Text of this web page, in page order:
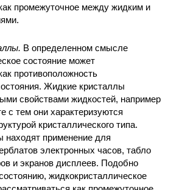
промежуточное между жидким и
В определенном смысле
состояние может
противоположность
Жидкие кристаллы
свойствами жидкостей, например
с тем они характеризуются
кристаллического типа.
находят применение для
электронных часов, табло
и экранов дисплеев. Подобно
жидкокристаллическое